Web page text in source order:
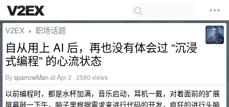
V2EX › 职场话题
自从用上 AI 后，再也没有体会过 “沉浸
式编程” 的心流状态
BysparrowMan at Apr 2 · 2580 views
以前编程时，都是水杯加满，音乐启动，耳机一戴，对着面前的扩展
屏幕敲一下午，脑子里根据需求来进行代码的开发，疯狂的进行头脑